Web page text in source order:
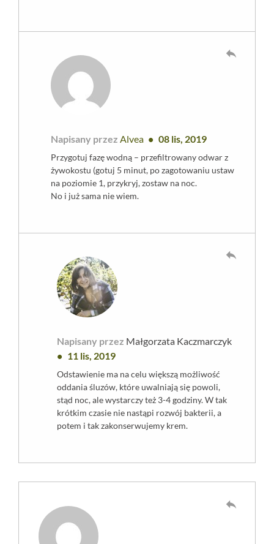
Napisany przez Alvea 08 lis, 2019
Przygotuj fazę wodną – przefiltrowany odwar z
żywokostu (gotuj 5 minut, po zagotowaniu ustaw
na poziomie 1, przykryj, zostaw na noc.
No i już sama nie wiem.
reply
Napisany przez Małgorzata Kaczmarczyk
11 lis, 2019
Odstawienie ma na celu większą możliwość
oddania śluzów, które uwalniają się powoli,
stąd noc, ale wystarczy też 3-4 godziny. W tak
krótkim czasie nie nastąpi rozwój bakterii, a
potem i tak zakonserwujemy krem.
reply
reply